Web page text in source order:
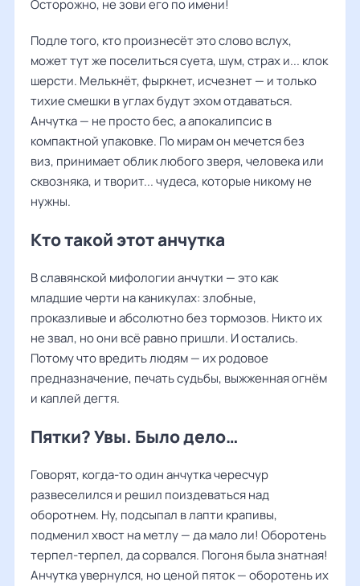
Осторожно, не зови его по имени!
Подле того, кто произнесёт это слово вслух,
может тут же поселиться суета, шум, страх и... клок
шерсти. Мелькнёт, фыркнет, исчезнет — и только
тихие смешки в углах будут эхом отдаваться.
Анчутка — не просто бес, а апокалипсис в
компактной упаковке. По мирам он мечется без
виз, принимает облик любого зверя, человека или
сквозняка, и творит... чудеса, которые никому не
нужны.
Кто такой этот анчутка
В славянской мифологии анчутки — это как
младшие черти на каникулах: злобные,
проказливые и абсолютно без тормозов. Никто их
не звал, но они всё равно пришли. И остались.
Потому что вредить людям — их родовое
предназначение, печать судьбы, выжженная огнём
и каплей дегтя.
Пятки? Увы. Было дело…
Говорят, когда-то один анчутка чересчур
развеселился и решил поиздеваться над
оборотнем. Ну, подсыпал в лапти крапивы,
подменил хвост на метлу — да мало ли! Оборотень
терпел-терпел, да сорвался. Погоня была знатная!
Анчутка увернулся, но ценой пяток — оборотень их